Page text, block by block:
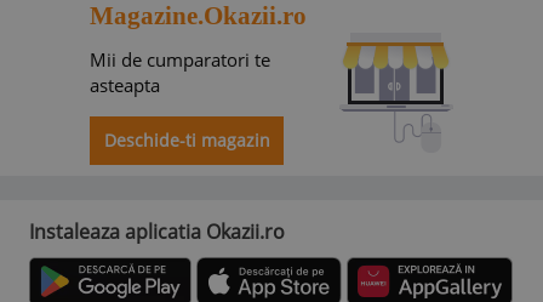
Magazine.Okazii.ro
Mii de cumparatori te
asteapta
Deschide-ti magazin
Instaleaza aplicatia Okazii.ro